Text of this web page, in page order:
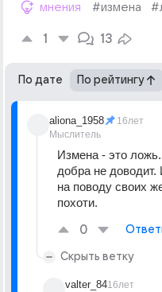
мнения #измена
1 13
По дате По рейтингу
aliona_1958
Мыслитель
16лет
Измена - это
добра не
на поводу своих
похоти.
0
Скрыть ветку
valter_8416лет